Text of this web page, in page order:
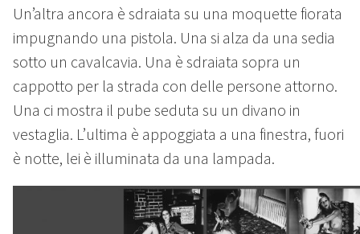
Un’altra ancora è sdraiata su una moquette fiorata
impugnando una pistola. Una si alza da una sedia
sotto un cavalcavia. Una è sdraiata sopra un
cappotto per la strada con delle persone attorno.
Una ci mostra il pube seduta su un divano in
vestaglia. L’ultima è appoggiata a una finestra, fuori
è notte, lei è illuminata da una lampada.